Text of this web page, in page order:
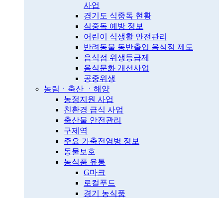
사업
경기도 식중독 현황
식중독 예방 정보
어린이 식생활 안전관리
반려동물 동반출입 음식점 제도
음식점 위생등급제
음식문화 개선사업
공중위생
농림ㆍ축산 ㆍ해양
농정지원 사업
친환경 급식 사업
축산물 안전관리
구제역
주요 가축전염병 정보
동물보호
농식품 유통
G마크
로컬푸드
경기 농식품